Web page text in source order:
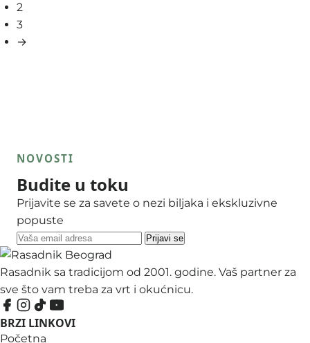
2
3
→
NOVOSTI
Budite u toku
Prijavite se za savete o nezi biljaka i ekskluzivne
popuste
Prijavi se
Rasadnik sa tradicijom od 2001. godine. Vaš partner za
sve što vam treba za vrt i okućnicu.
BRZI LINKOVI
Početna